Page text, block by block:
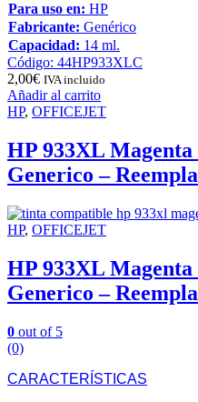
Para uso en: HP
Fabricante: Genérico
Capacidad: 14 ml.
Código: 44HP933XLC
2,00€ IVA incluido
Añadir al carrito
HP, OFFICEJET
HP 933XL
Generico –
HP, OFFICEJET
HP 933XL
Generico –
0 out of 5
(0)
CARACTERÍSTICAS